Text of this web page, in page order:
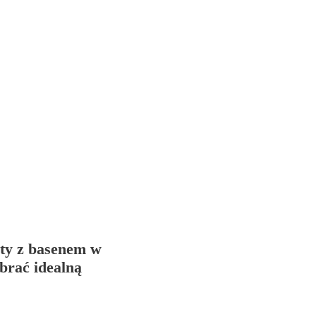
z basenem w
idealną